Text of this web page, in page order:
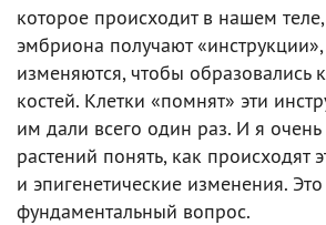
которое происходит в нашем
эмбриона получают
изменяются, чтобы образовались
костей. Клетки «помнят» эти
им дали всего один раз. И я
растений понять, как происходят
и эпигенетические изменения. Это
фундаментальный вопрос.